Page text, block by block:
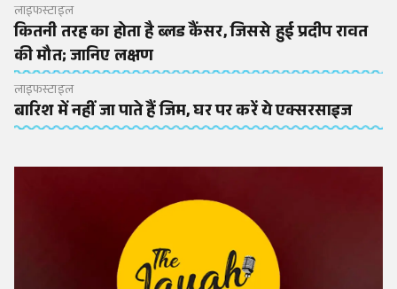
लाइफस्टाइल
कितनी तरह का होता है ब्लड कैंसर, जिससे हुई प्रदीप रावत
की मौत; जानिए लक्षण
लाइफस्टाइल
बारिश में नहीं जा पाते हैं जिम, घर पर करें ये एक्सरसाइज